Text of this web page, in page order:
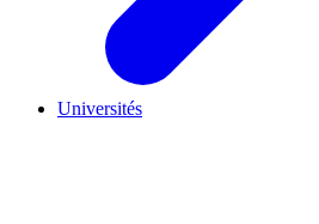
Universités